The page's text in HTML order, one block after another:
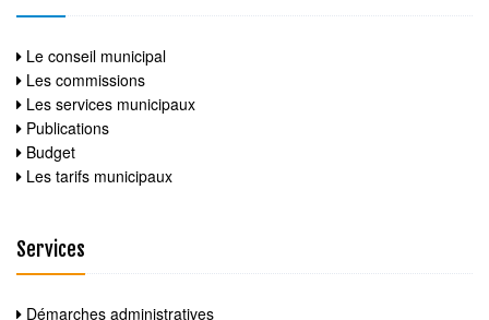
Le conseil municipal
Les commissions
Les services municipaux
Publications
Budget
Les tarifs municipaux
Services
Démarches administratives